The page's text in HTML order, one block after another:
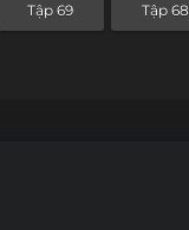
Tập 69 Tập 68